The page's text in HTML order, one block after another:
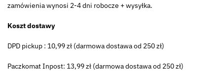
zamówienia wynosi 2-4 dni robocze + wysyłka.
Koszt dostawy
DPD pickup : 10,99 zł (darmowa dostawa od 250 zł)
Paczkomat Inpost: 13,99 zł (darmowa dostawa od 250 zł)